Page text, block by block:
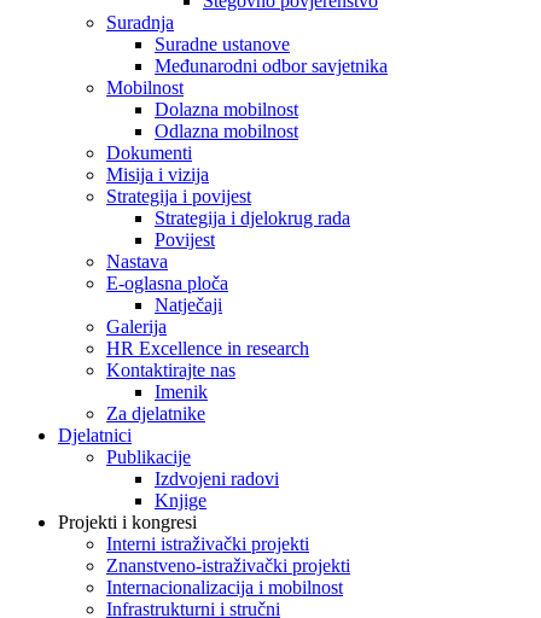
Suradnja
Suradne ustanove
Međunarodni odbor savjetnika
Mobilnost
Dolazna mobilnost
Odlazna mobilnost
Dokumenti
Misija i vizija
Strategija i povijest
Strategija i djelokrug rada
Povijest
Nastava
E-oglasna ploča
Natječaji
Galerija
HR Excellence in research
Kontaktirajte nas
Imenik
Za djelatnike
Djelatnici
Publikacije
Izdvojeni radovi
Knjige
Projekti i kongresi
Interni istraživački projekti
Znanstveno-istraživački projekti
Internacionalizacija i mobilnost
Infrastrukturni i stručni